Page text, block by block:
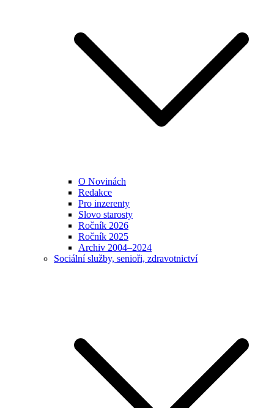
O Novinách
Redakce
Pro inzerenty
Slovo starosty
Ročník 2026
Ročník 2025
Archiv 2004–2024
Sociální služby, senioři, zdravotnictví